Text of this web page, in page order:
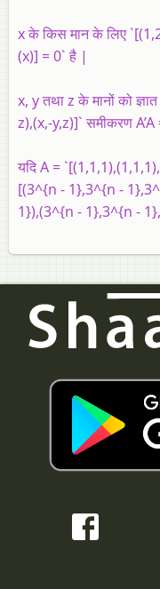
x के किस मान के लिए
(x)] = 0` है |
x, y तथा z के मानों को
z),(x,-y,z)]` समीकरण
यदि A =
[(3^{n - 1},3^{n -
1}),(3^{n - 1},3^{n -